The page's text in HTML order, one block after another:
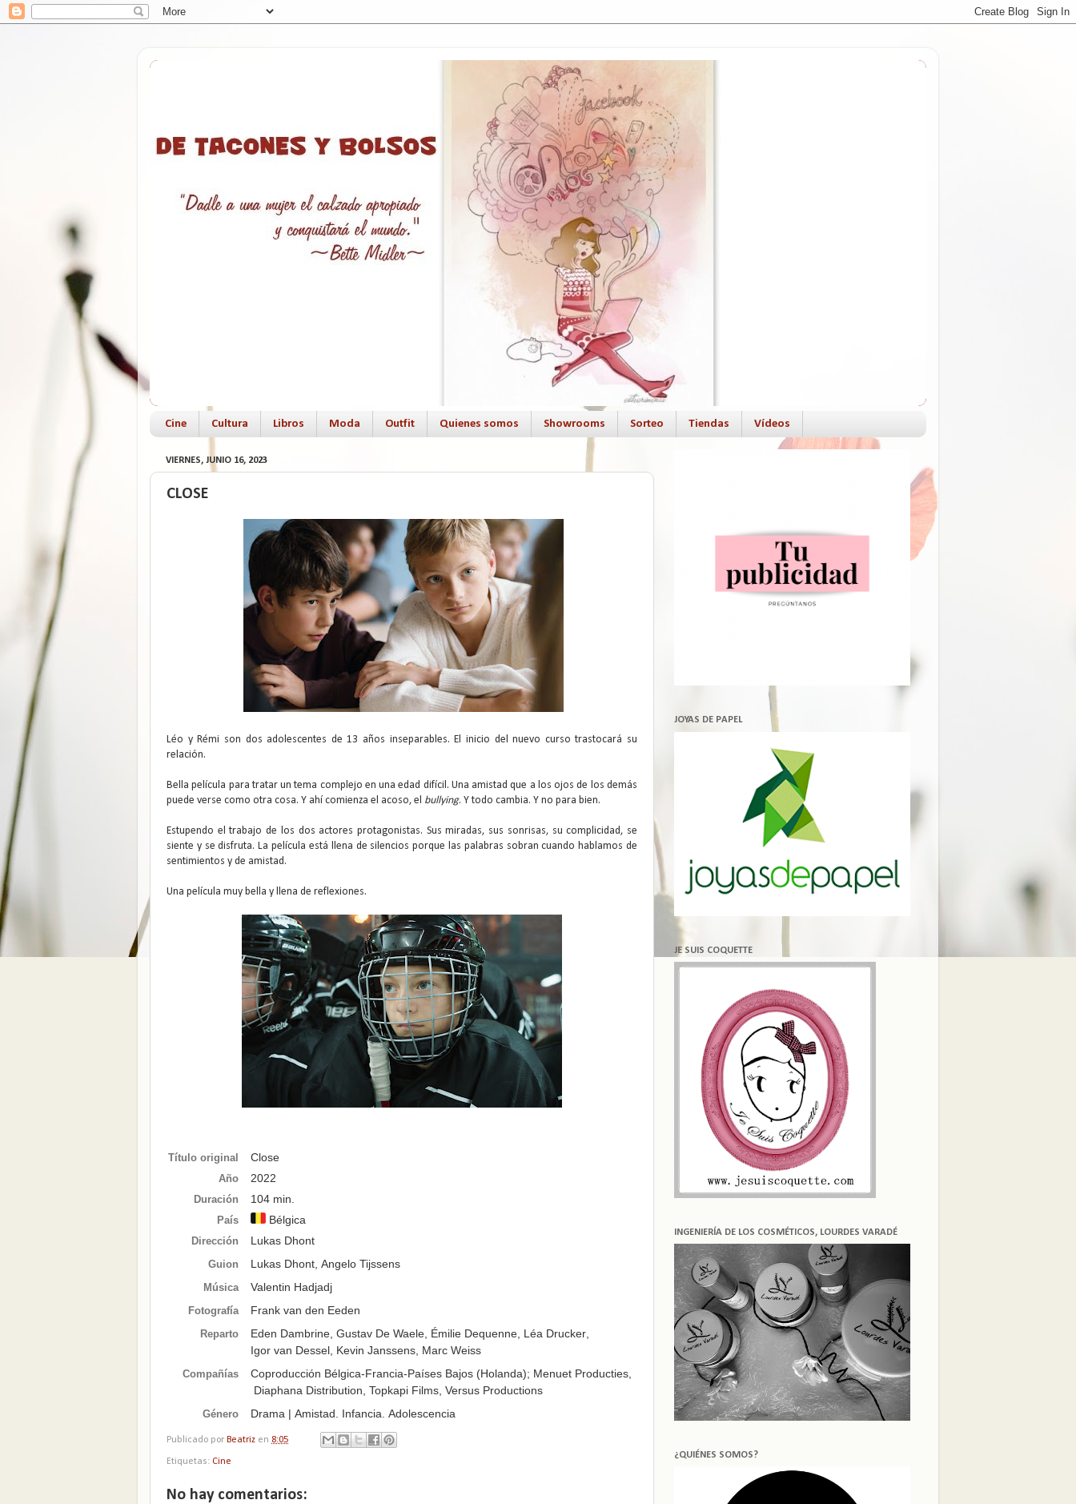
Cine Cultura Libros Moda Outfit Quienes somos Showrooms Sorteo Tiendas Vídeos
VIERNES, JUNIO 16, 2023
CLOSE
Léo y Rémi son dos adolescentes de 13 años inseparables. El inicio del nuevo curso trastocará su
relación.
Bella película para tratar un tema complejo en una edad difícil. Una amistad que a los ojos de los demás
puede verse como otra cosa. Y ahí comienza el acoso, el bullying. Y todo cambia. Y no para bien.
Estupendo el trabajo de los dos actores protagonistas. Sus miradas, sus sonrisas, su complicidad, se
siente y se disfruta. La película está llena de silencios porque las palabras sobran cuando hablamos de
sentimientos y de amistad.
Una película muy bella y llena de reflexiones.
Título original Close
Año 2022
Duración 104 min.
País Bélgica
Dirección Lukas Dhont
Guion Lukas Dhont Angelo Tijssens
Música Valentin Hadjadj
Fotografía Frank van den Eeden
Reparto Eden Dambrine Gustav De Waele Émilie Dequenne Léa Drucker
Igor van Dessel Kevin Janssens Marc Weiss
Compañías Coproducción Bélgica-Francia-Países Bajos (Holanda); Menuet Producties
Diaphana Distribution Topkapi Films Versus Productions
Género Drama | Amistad. Infancia. Adolescencia
Publicado por Beatriz en 8:05
Etiquetas: Cine
No hay comentarios:
JOYAS DE PAPEL
JE SUIS COQUETTE
INGENIERÍA DE LOS COSMÉTICOS, LOURDES VARADÉ
¿QUIÉNES SOMOS?